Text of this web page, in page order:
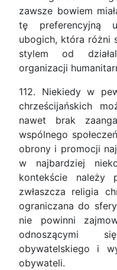
zawsze bowiem
tę preferencyjną
ubogich, która różni
stylem od
organizacji
112. Niekiedy w
chrześcijańskich
nawet brak
wspólnego
obrony i promocji
w najbardziej
kontekście należy
zwłaszcza religia
ograniczana do
nie powinni
odnoszącymi
obywatelskiego i
obywateli.